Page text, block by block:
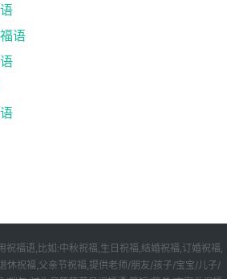
语
祝福语,比如:中秋祝福,生日祝福,结婚祝福,订婚祝福,
休祝福,父亲节祝福,提供老师/朋友/孩子/宝宝/儿子/